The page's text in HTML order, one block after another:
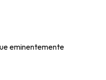
eminentemente